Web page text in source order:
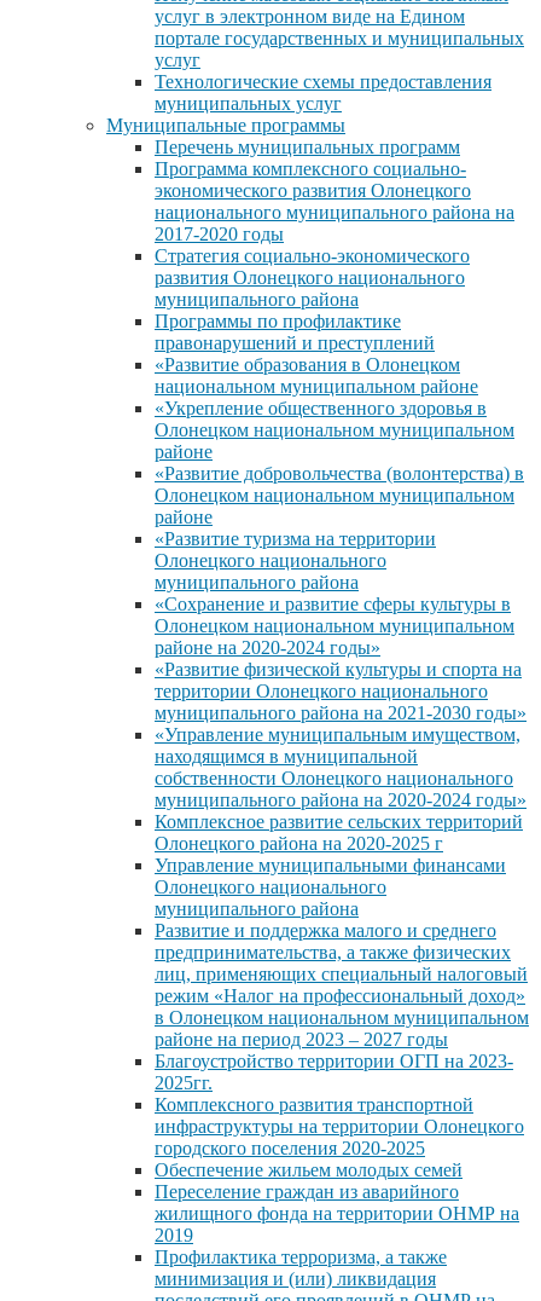
услуг в электронном виде на Едином
портале государственных и муниципальных
услуг
Технологические схемы предоставления
муниципальных услуг
Муниципальные программы
Перечень муниципальных программ
Программа комплексного социально-
экономического развития Олонецкого
национального муниципального района на
2017-2020 годы
Стратегия социально-экономического
развития Олонецкого национального
муниципального района
Программы по профилактике
правонарушений и преступлений
«Развитие образования в Олонецком
национальном муниципальном районе
«Укрепление общественного здоровья в
Олонецком национальном муниципальном
районе
«Развитие добровольчества (волонтерства) в
Олонецком национальном муниципальном
районе
«Развитие туризма на территории
Олонецкого национального
муниципального района
«Сохранение и развитие сферы культуры в
Олонецком национальном муниципальном
районе на 2020-2024 годы»
«Развитие физической культуры и спорта на
территории Олонецкого национального
муниципального района на 2021-2030 годы»
«Управление муниципальным имуществом,
находящимся в муниципальной
собственности Олонецкого национального
муниципального района на 2020-2024 годы»
Комплексное развитие сельских территорий
Олонецкого района на 2020-2025 г
Управление муниципальными финансами
Олонецкого национального
муниципального района
Развитие и поддержка малого и среднего
предпринимательства, а также физических
лиц, применяющих специальный налоговый
режим «Налог на профессиональный доход»
в Олонецком национальном муниципальном
районе на период 2023 – 2027 годы
Благоустройство территории ОГП на 2023-
2025гг.
Комплексного развития транспортной
инфраструктуры на территории Олонецкого
городского поселения 2020-2025
Обеспечение жильем молодых семей
Переселение граждан из аварийного
жилищного фонда на территории ОНМР на
2019
Профилактика терроризма, а также
минимизация и (или) ликвидация